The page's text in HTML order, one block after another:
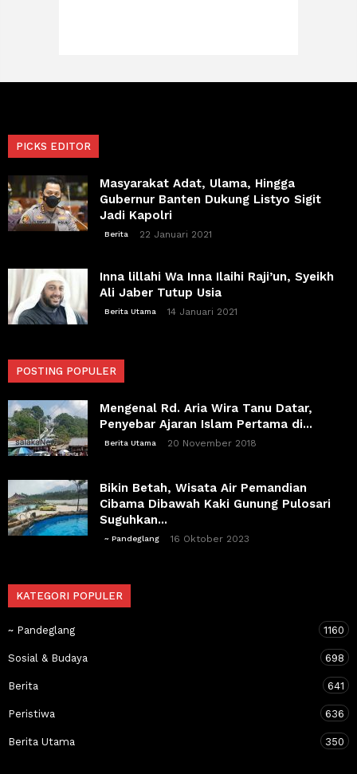
PICKS EDITOR
Masyarakat Adat, Ulama, Hingga
Gubernur Banten Dukung Listyo Sigit
Jadi Kapolri
Berita 22 Januari 2021
Inna lillahi Wa Inna Ilaihi Raji’un, Syeikh
Ali Jaber Tutup Usia
Berita Utama 14 Januari 2021
POSTING POPULER
Mengenal Rd. Aria Wira Tanu Datar,
Penyebar Ajaran Islam Pertama di...
Berita Utama 20 November 2018
Bikin Betah, Wisata Air Pemandian
Cibama Dibawah Kaki Gunung Pulosari
Suguhkan...
~ Pandeglang 16 Oktober 2023
KATEGORI POPULER
~ Pandeglang 1160
Sosial & Budaya 698
Berita 641
Peristiwa 636
Berita Utama 350